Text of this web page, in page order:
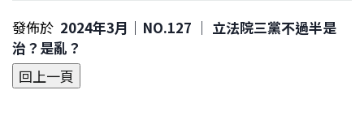
發佈於 2024年3月｜NO.127 │ 立法院三黨不過半是
治？是亂？